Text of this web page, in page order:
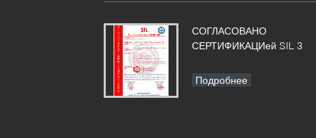
СОГЛАСОВАНО
СЕРТИФИКАЦИей SIL 3
Подробнее